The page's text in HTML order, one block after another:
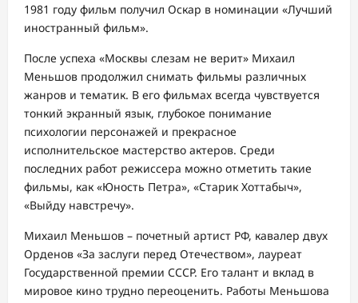
1981 году фильм получил Оскар в номинации «Лучший
иностранный фильм».
После успеха «Москвы слезам не верит» Михаил
Меньшов продолжил снимать фильмы различных
жанров и тематик. В его фильмах всегда чувствуется
тонкий экранный язык, глубокое понимание
психологии персонажей и прекрасное
исполнительское мастерство актеров. Среди
последних работ режиссера можно отметить такие
фильмы, как «Юность Петра», «Старик Хоттабыч»,
«Выйду навстречу».
Михаил Меньшов – почетный артист РФ, кавалер двух
Орденов «За заслуги перед Отечеством», лауреат
Государственной премии СССР. Его талант и вклад в
мировое кино трудно переоценить. Работы Меньшова